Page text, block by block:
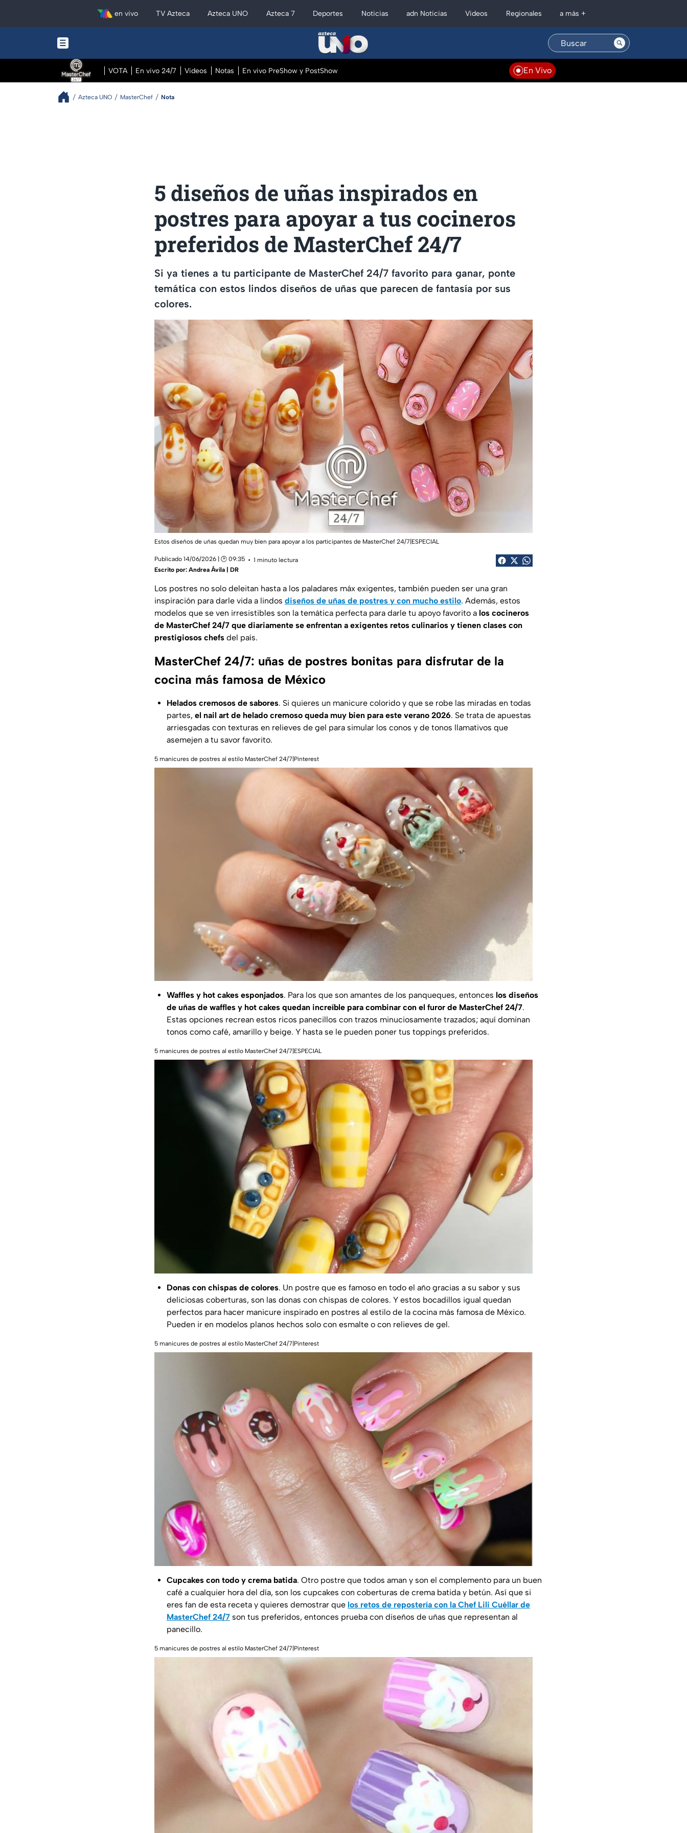
en vivo TV Azteca Azteca UNO Azteca 7 Deportes Noticias adn Noticias Videos Regionales a más +
VOTA En vivo 24/7 Videos Notas En vivo PreShow y PostShow En Vivo
Azteca UNO MasterChef Nota
5 diseños de uñas inspirados en
postres para apoyar a tus cocineros
preferidos de MasterChef 24/7
Si ya tienes a tu participante de MasterChef 24/7 favorito para ganar, ponte
temática con estos lindos diseños de uñas que parecen de fantasía por sus
colores.
Estos diseños de uñas quedan muy bien para apoyar a los participantes de MasterChef 24/7|ESPECIAL
Publicado 14/06/2026 | 🕑 09:35
1 minuto lectura
Escrito por: Andrea Ávila | DR
Los postres no solo deleitan hasta a los paladares máx exigentes, también pueden ser una gran
inspiración para darle vida a lindos diseños de uñas de postres y con mucho estilo. Además, estos
modelos que se ven irresistibles son la temática perfecta para darle tu apoyo favorito a los cocineros
de MasterChef 24/7 que diariamente se enfrentan a exigentes retos culinarios y tienen clases con
prestigiosos chefs del país.
MasterChef 24/7: uñas de postres bonitas para disfrutar de la
cocina más famosa de México
Helados cremosos de sabores. Si quieres un manicure colorido y que se robe las miradas en todas
partes, el nail art de helado cremoso queda muy bien para este verano 2026. Se trata de apuestas
arriesgadas con texturas en relieves de gel para simular los conos y de tonos llamativos que
asemejen a tu savor favorito.
5 manicures de postres al estilo MasterChef 24/7|Pinterest
Waffles y hot cakes esponjados. Para los que son amantes de los panqueques, entonces los diseños
de uñas de waffles y hot cakes quedan increíble para combinar con el furor de MasterChef 24/7.
Estas opciones recrean estos ricos panecillos con trazos minuciosamente trazados; aquí dominan
tonos como café, amarillo y beige. Y hasta se le pueden poner tus toppings preferidos.
5 manicures de postres al estilo MasterChef 24/7|ESPECIAL
Donas con chispas de colores. Un postre que es famoso en todo el año gracias a su sabor y sus
deliciosas coberturas, son las donas con chispas de colores. Y estos bocadillos igual quedan
perfectos para hacer manicure inspirado en postres al estilo de la cocina más famosa de México.
Pueden ir en modelos planos hechos solo con esmalte o con relieves de gel.
5 manicures de postres al estilo MasterChef 24/7|Pinterest
Cupcakes con todo y crema batida. Otro postre que todos aman y son el complemento para un buen
café a cualquier hora del día, son los cupcakes con coberturas de crema batida y betún. Así que si
eres fan de esta receta y quieres demostrar que los retos de repostería con la Chef Lili Cuéllar de
MasterChef 24/7 son tus preferidos, entonces prueba con diseños de uñas que representan al
panecillo.
5 manicures de postres al estilo MasterChef 24/7|Pinterest